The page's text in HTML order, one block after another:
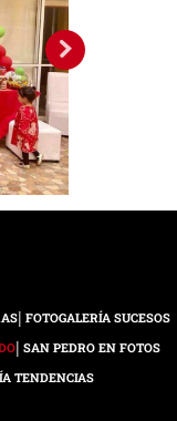
en
2 / 11
FOTOGALERÍA SUCESOS
SAN PEDRO EN FOTOS
TENDENCIAS